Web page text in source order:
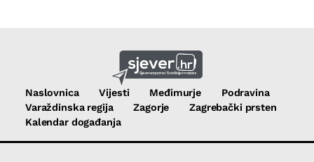
Naslovnica Vijesti Međimurje
Podravina
Varaždinska regija
Zagorje
Zagrebački prsten
Kalendar događanja